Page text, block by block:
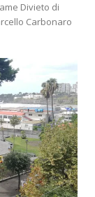
Divieto di
Carbonaro